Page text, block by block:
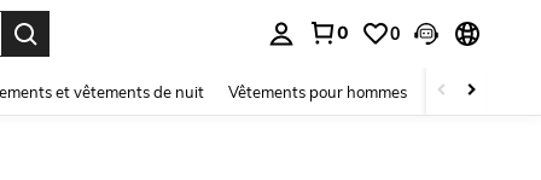
0 0
et vêtements de nuit Vêtements pour hommes Enfants